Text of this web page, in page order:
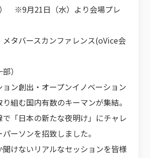
※9月21日（水）より会場プレ
タバースカンファレンス(oVice会
）
ン創出・オープンイノベーション
組む国内有数のキーマンが集結。
「日本の新たな夜明け」にチャレ
ーソンを招致しました。
けないリアルなセッションを皆様